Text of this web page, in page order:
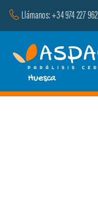
Saltar
Llámanos: +34 974 227 962